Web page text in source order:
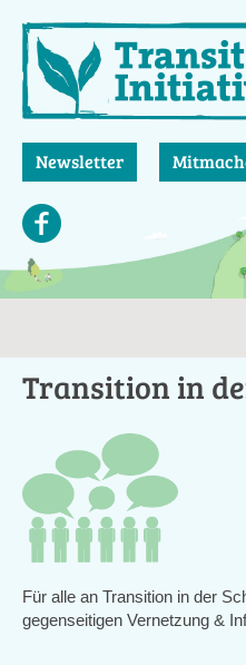
zum
Inhalt
Newsletter
Transition in
Für alle an Transition in der
gegenseitigen Vernetzung &